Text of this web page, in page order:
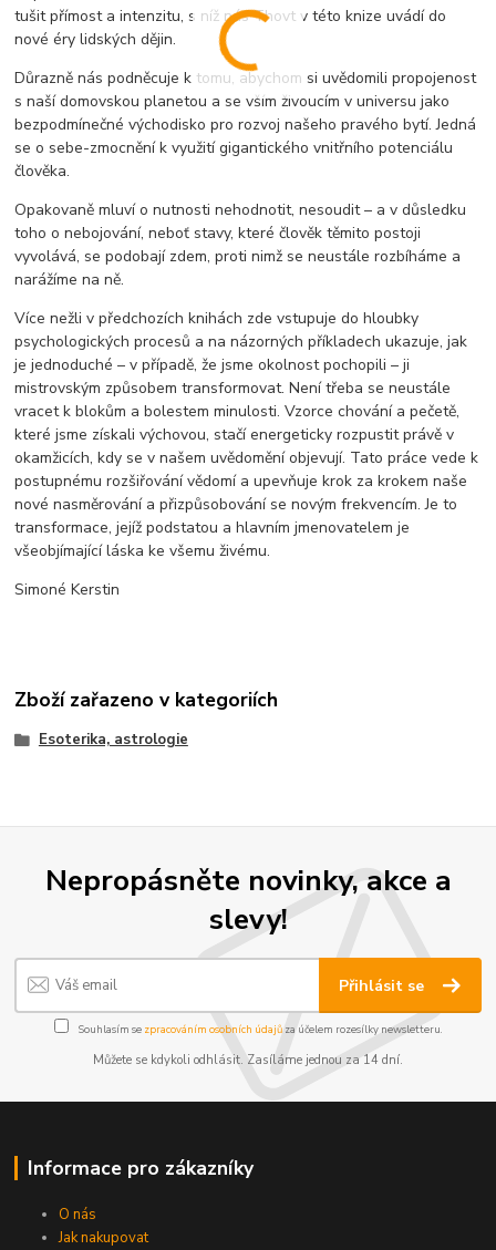
tušit přímost a intenzitu, s níž nás Thovt v této knize uvádí do
nové éry lidských dějin.
Důrazně nás podněcuje k tomu, abychom si uvědomili propojenost
s naší domovskou planetou a se vším živoucím v universu jako
bezpodmínečné východisko pro rozvoj našeho pravého bytí. Jedná
se o sebe-zmocnění k využití gigantického vnitřního potenciálu
člověka.
Opakovaně mluví o nutnosti nehodnotit, nesoudit – a v důsledku
toho o nebojování, neboť stavy, které člověk těmito postoji
vyvolává, se podobají zdem, proti nimž se neustále rozbíháme a
narážíme na ně.
Více nežli v předchozích knihách zde vstupuje do hloubky
psychologických procesů a na názorných příkladech ukazuje, jak
je jednoduché – v případě, že jsme okolnost pochopili – ji
mistrovským způsobem transformovat. Není třeba se neustále
vracet k blokům a bolestem minulosti. Vzorce chování a pečetě,
které jsme získali výchovou, stačí energeticky rozpustit právě v
okamžicích, kdy se v našem uvědomění objevují. Tato práce vede k
postupnému rozšiřování vědomí a upevňuje krok za krokem naše
nové nasměrování a přizpůsobování se novým frekvencím. Je to
transformace, jejíž podstatou a hlavním jmenovatelem je
všeobjímající láska ke všemu živému.
Simoné Kerstin
Zboží zařazeno v kategoriích
Esoterika, astrologie
Nepropásněte novinky, akce a
slevy!
Přihlásit se
Souhlasím se zpracováním osobních údajůza účelem rozesílky newsletteru.
Můžete se kdykoli odhlásit. Zasíláme jednou za 14 dní.
Informace pro zákazníky
O nás
Jak nakupovat